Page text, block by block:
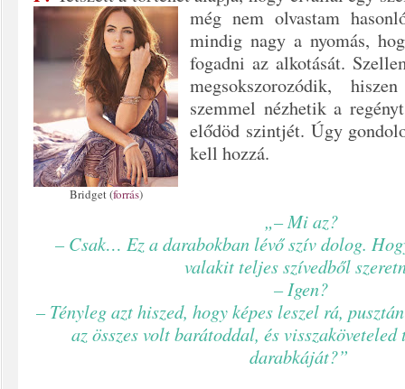
még nem olvastam
Bridget (forrás)
mindig nagy a nyomás,
fogadni az alkotását.
megsokszorozódik,
szemmel nézhetik a
elődöd szintjét. Úgy
kell hozzá.
„– Mi az?
– Csak… Ez a darabokban lévő szív dolog.
valakit teljes szívedből
– Igen?
– Tényleg azt hiszed, hogy képes leszel rá,
az összes volt barátoddal, és visszaköveteled
darabkáját?”